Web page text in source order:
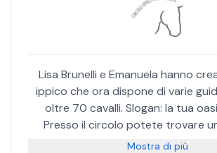
Lisa Brunelli e Emanuela hanno
ippico che ora dispone di varie
oltre 70 cavalli. Slogan: la tua
Presso il circolo potete trovare
tanto professionale quanto
Mostra di più